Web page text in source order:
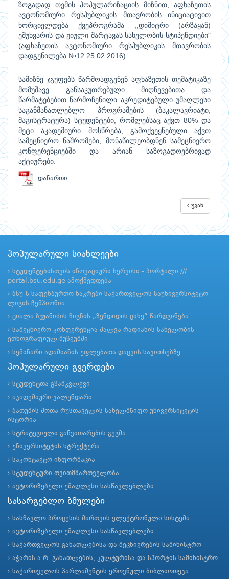
ზოგადად თემის პოპულარიზაციის მიზნით, აფხაზეთის
ავტონომიური რესპუბლიკის მთავრობის ინიციატივით
ხორციელდება ქვეპროგრამა ,,დიმიტრი (არზაყან)
ემუხვარის და ჟიული შარტავას სახელობის სტიპენდიები"
(აფხაზეთის ავტონომიური რესპუბლიკის მთავრობის
დადგენილება №12 25.02.2016).
სამიზნე ჯგუფებს წარმოადგენენ აფხაზეთის თემატიკაზე
მომუშავე განსაკუთრებული მიღწევებითა და
წარმატებებით წარმოჩენილი აკრედიტებული უმაღლესი
საგანმანათლებლო პროგრამების (ბაკალავრიატი,
მაგისტრატურა) სტუდენტები, რომლებსაც აქვთ 80% და
მეტი აკადემიური მოსწრება, გამოქვეყნებული აქვთ
სამეცნიერო ნაშრომები, მონაწილეობდნენ სამეცნიერო
კონფერენციებში და არიან საზოგადოებრივად
აქტიურები.
დანართი
უკან
პოპულარული სიახლეები
სტუდენტებისთვის ინოვაციური სერვისი - პორტალი ///
portal.bsu.edu.ge ამოქმედდება
ბსუ-ს საფეხბურთო ნაკრები საქართველოს საუნივერსიტეტო
ლიგის ჩემპიონია
ციალა ბეჟანიძის წიგნის „ზენდიდის ციხე“ წარდგინება
სამეცნიერო კონფერენცია შალვა რადიანის სახელობის
ეთნოგრაფიულ მუზეუმში
სემინარი ადამიანის უფლებათა დაცვის საკითხებზე
პოპულარული გვერდები
სტუდენტთა გზამკვლევი
აკადემიური კალენდარი
ბათუმის შოთა რუსთაველის სახელმწიფო უნივერსიტეტის
ისტორია
სტრატეგიული განვითარების გეგმა
უნივერსიტეტის სტრუქტურა
საკონტაქტო ინფორმაცია
სტუდენტური თვითმმართველობა
ავტორიზებული უმაღლესი სასწავლებლები
სასარგებლო ბმულები
სასწავლო პროცესის მართვის ელექტრონული სისტემა
ავტორიზებული უმაღლესი სასწავლებლები
საქართველოს განათლებისა და მეცნიერების სამინისტრო
აჭარის ა.რ. განათლების, კულტურისა და სპორტის სამინისტრო
საქართველოს პარლამენტის ეროვნული ბიბლიოთეკა